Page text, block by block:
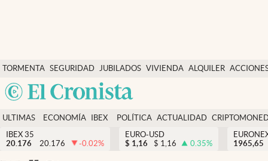
TORMENTA SEGURIDAD
SOCIAL
JUBILADOS VIVIENDA ALQUILER
USA
Economía y finanzas
Política
Actualidad
Criptomonedas
ULTIMAS
NOTICIAS
ECONOMÍA
FINANZAS
IBEX
EURO
POLÍTICA ACTUALIDAD
IBEX 35
20.176
20.176 -0.02%
EURO-USD
$ 1,16 $ 1,16 0.35%
1965,65